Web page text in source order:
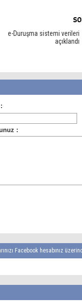
e-Duruşma sistemi verileri
açıklandı
Facebook hesabınız